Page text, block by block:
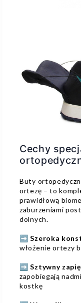
Cechy
Buty
ortezę – to
prawidłową
zaburzeniami
dolnych.
➡️ Szeroka
włożenie ortezy
➡️ Sztywny
zapobiegają
kostkę